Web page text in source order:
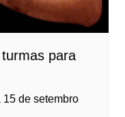
para
de setembro